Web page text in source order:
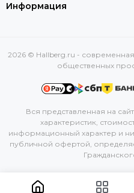
Информация
2026 © Hallberg.ru -
общественных
Вся представленная на
характеристик,
информационный характер и
публичной офертой,